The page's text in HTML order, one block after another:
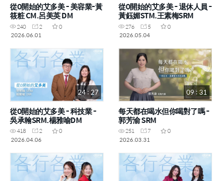
從0開始的艾多美 - 美容業-黃
筱粧 CM.呂美英 DM
240 2
0
2026.06.01
從0開始的艾多美 - 退休人員 -
黃鈺媚STM.王素梅SRM
276 5
0
2026.05.04
24 : 27
從0開始的艾多美 - 科技業 -
吳承翰SRM.楊雅喻DM
418 2
0
2026.04.06
09 : 31
每天都在喝水但你喝對了嗎 -
郭芳渝 SRM
251 7
0
2026.03.31